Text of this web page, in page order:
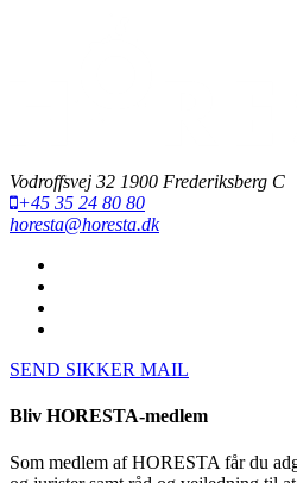
Vodroffsvej 32 1900 Frederiksberg C
+45 35 24 80 80
horesta@horesta.dk
SEND SIKKER MAIL
Bliv HORESTA-medlem
Som medlem af HORESTA får du